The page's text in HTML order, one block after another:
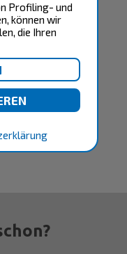
Profiling- und
können wir
die Ihren
Genuss
für Ihren
auf